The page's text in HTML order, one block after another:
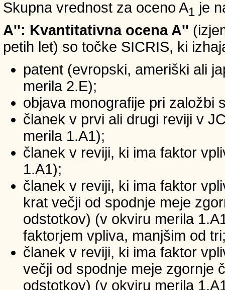
Skupna vrednost za oceno A1 je
A'': Kvantitativna ocena A''
petih let) so točke SICRIS, ki
patent (evropski, ameriški ali
merila 2.E);
objava monografije pri založbi
članek v prvi ali drugi reviji v
merila 1.A1);
članek v reviji, ki ima faktor
1.A1);
članek v reviji, ki ima faktor
krat večji od spodnje meje
odstotkov) (v okviru merila
faktorjem vpliva, manjšim od
članek v reviji, ki ima faktor
večji od spodnje meje zgornje
odstotkov) (v okviru merila